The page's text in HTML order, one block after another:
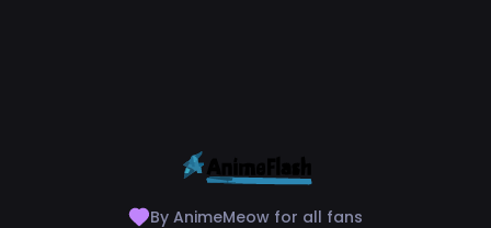
By AnimeMeow for all fans